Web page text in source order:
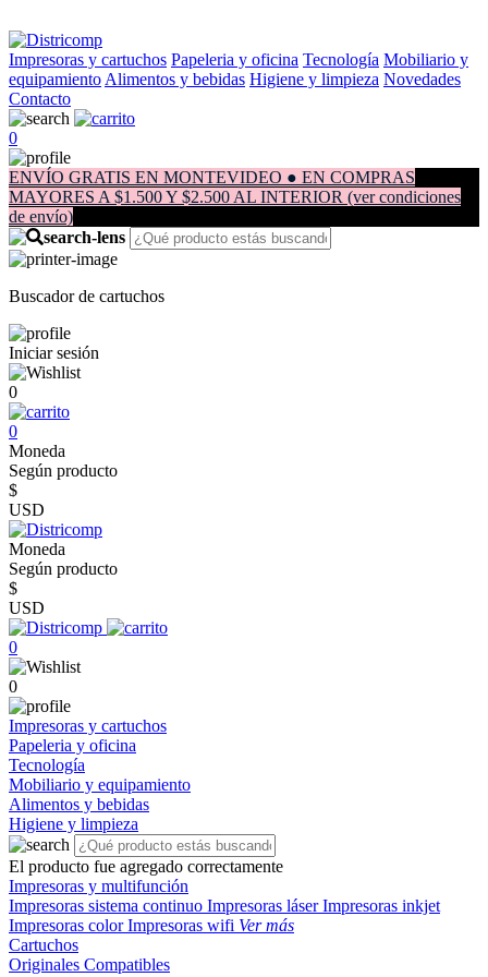
Impresoras y cartuchos Papeleria y oficina Tecnología Mobiliario y
equipamiento Alimentos y bebidas Higiene y limpieza Novedades
Contacto
0
ENVÍO GRATIS EN MONTEVIDEO ● EN COMPRAS
MAYORES A $1.500 Y $2.500 AL INTERIOR (ver condiciones
de envío)
Buscador de cartuchos
Iniciar sesión
0
0
Moneda
Según producto
$
USD
Moneda
Según producto
$
USD
0
0
Impresoras y cartuchos
Papeleria y oficina
Tecnología
Mobiliario y equipamiento
Alimentos y bebidas
Higiene y limpieza
El producto fue agregado correctamente
Impresoras y multifunción
Impresoras sistema continuo Impresoras láserImpresoras inkjet
Impresoras colorImpresoras wifi Ver más
Cartuchos
Originales Compatibles